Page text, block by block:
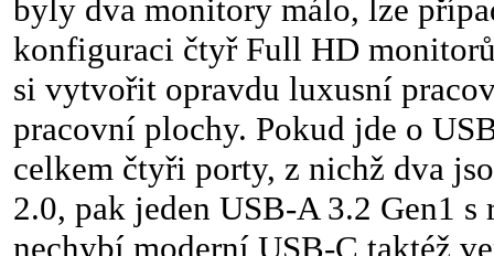
byly dva monitory málo, lze
konfiguraci čtyř Full HD
si vytvořit opravdu luxusní
pracovní plochy. Pokud jde o
celkem čtyři porty, z nichž dva
2.0, pak jeden USB-A 3.2 Gen1
nechybí moderní USB-C taktéž